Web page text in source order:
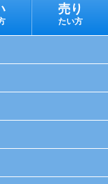
売り
たい方